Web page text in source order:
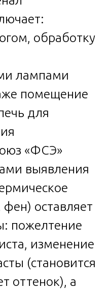
обработку
лампами
помещение
для
«ФСЭ»
выявления
фен) оставляет
пожелтение
изменение
(становится
оттенок), а